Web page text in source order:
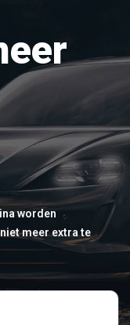
worden
meer extra te